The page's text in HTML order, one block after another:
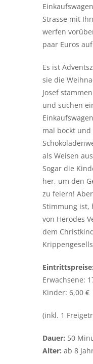
Strasse mit
werfen
paar Euros
Es ist
sie die
Josef
und suchen
mal bockt
als Weisen
Sogar die
her, um den
zu feiern!
Stimmung ist,
von Herodes
dem
Eintrittspreise:
Erwachsene:
Kinder: 6,00 €
(inkl. 1
Dauer: 50
Alter: ab 8